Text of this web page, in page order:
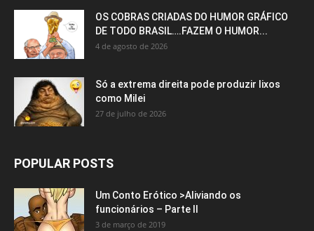
OS COBRAS CRIADAS DO HUMOR GRÁFICO
DE TODO BRASIL….FAZEM O HUMOR...
4 de agosto de 2026
Só a extrema direita pode produzir lixos
como Milei
27 de julho de 2026
POPULAR POSTS
Um Conto Erótico >Aliviando os
funcionários – Parte II
3 de março de 2019